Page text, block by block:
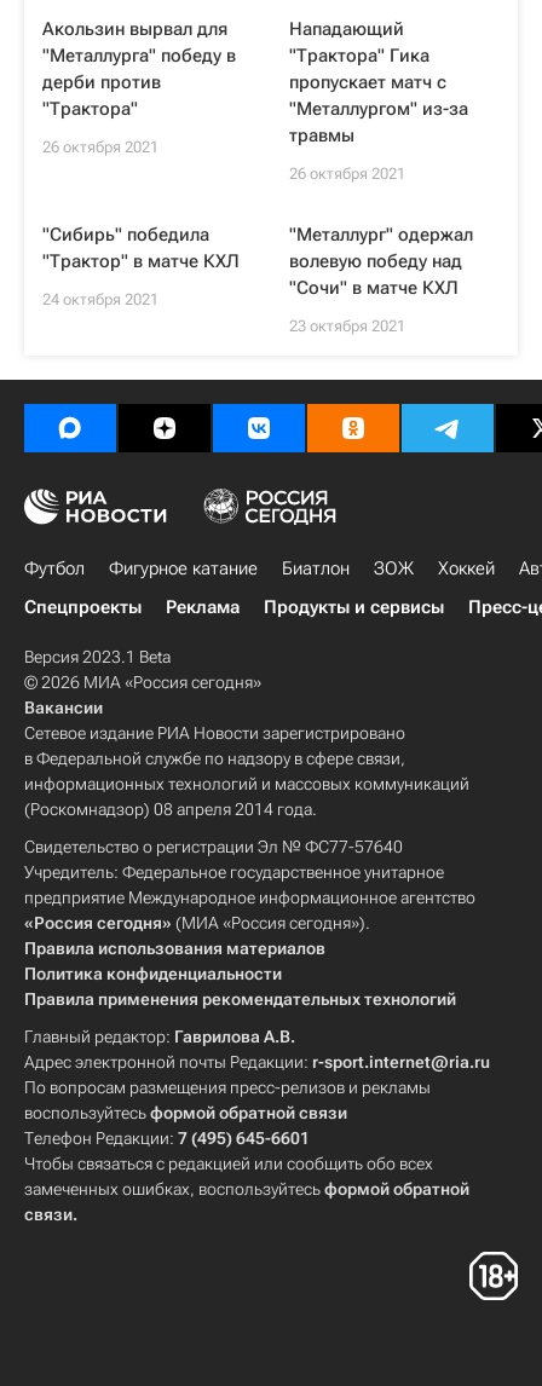
Акользин вырвал для
"Металлурга" победу в
дерби против
"Трактора"
26 октября 2021
Нападающий
"Трактора" Гика
пропускает матч с
"Металлургом" из-за
травмы
26 октября 2021
"Сибирь" победила
"Трактор" в матче КХЛ
24 октября 2021
"Металлург" одержал
волевую победу над
"Сочи" в матче КХЛ
23 октября 2021
Футбол Фигурное катание Биатлон ЗОЖ Хоккей
Спецпроекты
Реклама Продукты и сервисы Пресс-
Версия 2023.1 Beta
© 2026 МИА «Россия сегодня»
Вакансии
Сетевое издание РИА Новости зарегистрировано
в Федеральной службе по надзору в сфере связи,
информационных технологий и массовых коммуникаций
(Роскомнадзор) 08 апреля 2014 года.
Свидетельство о регистрации Эл № ФС77-57640
Учредитель: Федеральное государственное унитарное
предприятие Международное информационное агентство
«Россия сегодня» (МИА «Россия сегодня»).
Правила использования материалов
Политика конфиденциальности
Правила применения рекомендательных технологий
Главный редактор: Гаврилова А.В.
Адрес электронной почты Редакции: r-sport.internet@ria.ru
По вопросам размещения пресс-релизов и рекламы
воспользуйтесьформой обратной связи
Телефон Редакции: 7 (495) 645-6601
Чтобы связаться с редакцией или сообщить обо всех
замеченных ошибках, воспользуйтесьформой обратной
связи.